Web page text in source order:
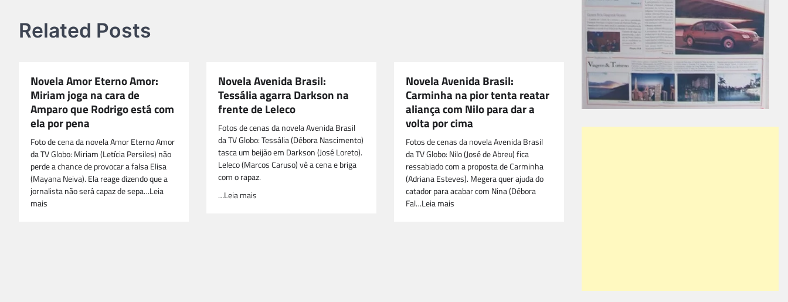
Related Posts
Novela Amor Eterno Amor:
Miriam joga na cara de
Amparo que Rodrigo está com
ela por pena
Foto de cena da novela Amor Eterno Amor
da TV Globo: Miriam (Letícia Persiles) não
perde a chance de provocar a falsa Elisa
(Mayana Neiva). Ela reage dizendo que a
jornalista não será capaz de sepa…Leia
mais
Novela Avenida Brasil:
Tessália agarra Darkson na
frente de Leleco
Fotos de cenas da novela Avenida Brasil
da TV Globo: Tessália (Débora Nascimento)
tasca um beijão em Darkson (José Loreto).
Leleco (Marcos Caruso) vê a cena e briga
com o rapaz.
…Leia mais
Novela Avenida Brasil:
Carminha na pior tenta reatar
aliança com Nilo para dar a
volta por cima
Fotos de cenas da novela Avenida Brasil
da TV Globo: Nilo (José de Abreu) fica
ressabiado com a proposta de Carminha
(Adriana Esteves). Megera quer ajuda do
catador para acabar com Nina (Débora
Fal…Leia mais